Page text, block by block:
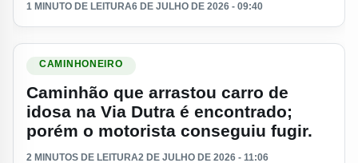
1 MINUTO DE LEITURA6 DE JULHO DE 2026 - 09:40
Ler materia: Caminhão que arrastou carro de idosa na Via
CAMINHONEIRO
Caminhão que arrastou carro de
idosa na Via Dutra é encontrado;
porém o motorista conseguiu fugir.
2 MINUTOS DE LEITURA2 DE JULHO DE 2026 - 11:06